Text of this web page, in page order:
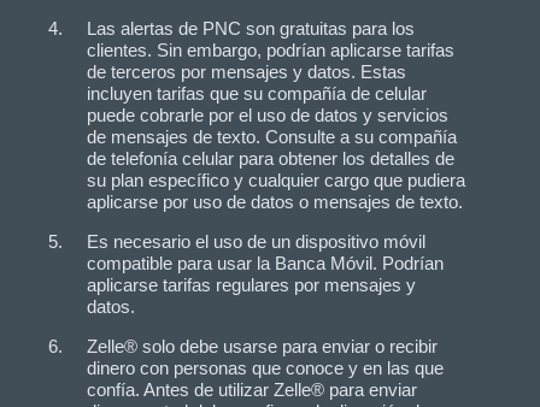
Las alertas de PNC son gratuitas para los
clientes. Sin embargo, podrían aplicarse tarifas
de terceros por mensajes y datos. Estas
incluyen tarifas que su compañía de celular
puede cobrarle por el uso de datos y servicios
de mensajes de texto. Consulte a su compañía
de telefonía celular para obtener los detalles de
su plan específico y cualquier cargo que pudiera
aplicarse por uso de datos o mensajes de texto.
Es necesario el uso de un dispositivo móvil
compatible para usar la Banca Móvil. Podrían
aplicarse tarifas regulares por mensajes y
datos.
Zelle® solo debe usarse para enviar o recibir
dinero con personas que conoce y en las que
confía. Antes de utilizar Zelle® para enviar